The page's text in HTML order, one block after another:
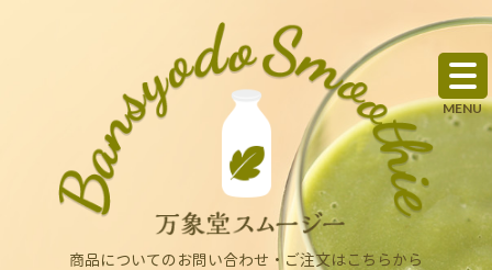
商品についてのお問い合わせ・ご注文はこちらから